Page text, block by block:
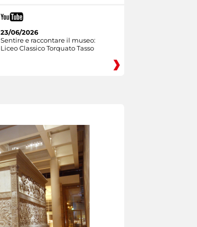
23/06/2026
Sentire e raccontare il museo:
Liceo Classico Torquato Tasso